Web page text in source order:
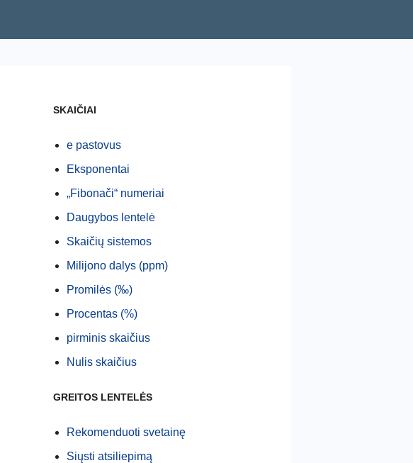
SKAIČIAI
e pastovus
Eksponentai
„Fibonači“ numeriai
Daugybos lentelė
Skaičių sistemos
Milijono dalys (ppm)
Promilės (‰)
Procentas (%)
pirminis skaičius
Nulis skaičius
GREITOS LENTELĖS
Rekomenduoti svetainę
Siųsti atsiliepimą